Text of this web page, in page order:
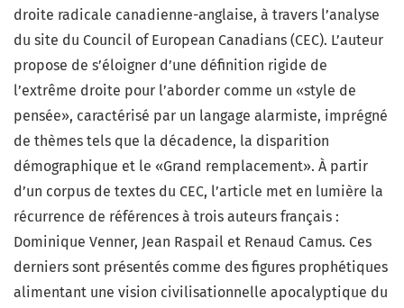
droite radicale canadienne-anglaise, à travers l’analyse
du site du Council of European Canadians (CEC). L’auteur
propose de s’éloigner d’une définition rigide de
l’extrême droite pour l’aborder comme un «style de
pensée», caractérisé par un langage alarmiste, imprégné
de thèmes tels que la décadence, la disparition
démographique et le «Grand remplacement». À partir
d’un corpus de textes du CEC, l’article met en lumière la
récurrence de références à trois auteurs français :
Dominique Venner, Jean Raspail et Renaud Camus. Ces
derniers sont présentés comme des figures prophétiques
alimentant une vision civilisationnelle apocalyptique du